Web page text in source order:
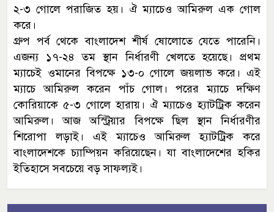
২-৩ গোলে পরাজিত হয়। ঐ ম্যাচেও আমিরুল এক গোল
করে।
গ্রুপ পর্ব থেকে বাংলাদেশ শীর্ষ ষোলোতে যেতে পারেনি।
এজন্য ১৭-২৪ তম স্থান নির্ধারণী খেলতে হয়েছে। প্রথম
ম্যাচেই ওমানের বিপক্ষে ১৩-০ গোলে জয়লাভ করে। এই
ম্যাচে আমিরুল করেন পাঁচ গোল। পরের ম্যাচে দক্ষিণ
কোরিয়াকে ৫-৩ গোলে হারায়। ঐ ম্যাচেও হ্যাটট্রিক করেন
আমিরুল। আজ অস্ট্রিয়ার বিপক্ষে ছিল স্থান নির্ধারণীর
শিরোপা লড়াই। এই ম্যাচেও আমিরুল হ্যাটট্রিক করে
বাংলাদেশকে চ্যাম্পিয়ন করিয়েছেন। যা বাংলাদেশের হকির
ইতিহাসে সবচেয়ে বড় সাফল্যই।